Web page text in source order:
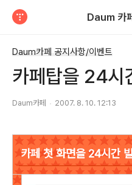
Daum 카
Daum카페 공지사항/이벤트
카페탑을 24시
Daum카페 2007. 8. 10. 12:13
카페 첫 화면을 24시간